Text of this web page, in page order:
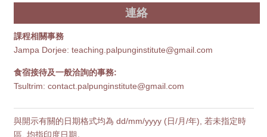
連絡
課程相關事務
Jampa Dorjee: teaching.palpunginstitute@gmail.com
食宿接待及一般洽詢的事務:
Tsultrim: contact.palpunginstitute@gmail.com
與開示有關的日期格式均為 dd/mm/yyyy (日/月/年), 若未指定時
區, 均指印度日期。